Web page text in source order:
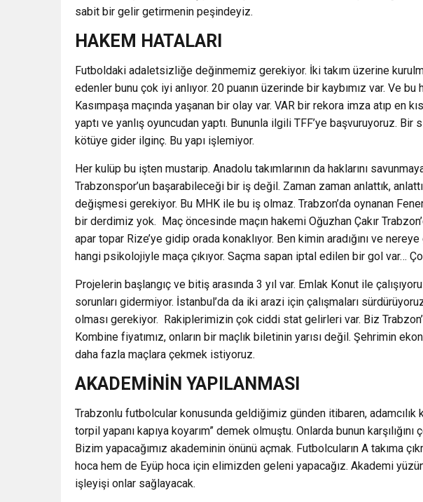
sabit bir gelir getirmenin peşindeyiz.
HAKEM HATALARI
Futboldaki adaletsizliğe değinmemiz gerekiyor. İki takım üzerine
edenler bunu çok iyi anlıyor. 20 puanın üzerinde bir kaybımız var. Ve
Kasımpaşa maçında yaşanan bir olay var. VAR bir rekora imza atıp en
yaptı ve yanlış oyuncudan yaptı. Bununla ilgili TFF’ye başvuruyoruz.
kötüye gider ilginç. Bu yapı işlemiyor.
Her kulüp bu işten mustarip. Anadolu takımlarının da haklarını
Trabzonspor’un başarabileceği bir iş değil. Zaman zaman anlattık,
değişmesi gerekiyor. Bu MHK ile bu iş olmaz. Trabzon’da oynanan
bir derdimiz yok. Maç öncesinde maçın hakemi Oğuzhan Çakır
apar topar Rize’ye gidip orada konaklıyor. Ben kimin aradığını ve
hangi psikolojiyle maça çıkıyor. Saçma sapan iptal edilen bir gol var…
Projelerin başlangıç ve bitiş arasında 3 yıl var. Emlak Konut ile
sorunları gidermiyor. İstanbul’da da iki arazi için çalışmaları
olması gerekiyor. Rakiplerimizin çok ciddi stat gelirleri var. Biz
Kombine fiyatımız, onların bir maçlık biletinin yarısı değil. Şehrimin
daha fazla maçlara çekmek istiyoruz.
AKADEMİNİN YAPILANMASI
Trabzonlu futbolcular konusunda geldiğimiz günden itibaren, adamcılık
torpil yapanı kapıya koyarım” demek olmuştu. Onlarda bunun
Bizim yapacağımız akademinin önünü açmak. Futbolcuların A takıma
hoca hem de Eyüp hoca için elimizden geleni yapacağız. Akademi
işleyişi onlar sağlayacak.